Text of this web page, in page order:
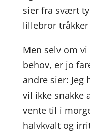
sier fra svært
lillebror
Men selv om
behov, er jo
andre sier: Jeg
vil ikke snakke
vente til i
halvkvalt og